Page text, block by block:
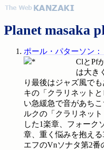
Planet masaka
ポール・パターソン ：
ClとPf
は大き
り最後はジャズ風で
キの「クラリネット
い急緩急で音があち
ルクの「クラリネッ
した1楽章、フォーク
章、重く悩みを抱え
エフのVnソナタ第2番